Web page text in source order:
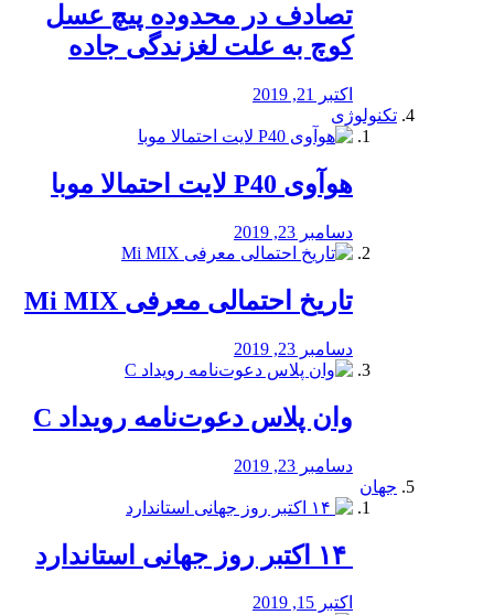
تصادف در محدوده پیچ عسل
کوچ به علت لغزندگی جاده
اکتبر 21, 2019
تکنولوژی
هوآوی P40 لایت احتمالا موبا
دسامبر 23, 2019
تاریخ احتمالی معرفی Mi MIX
دسامبر 23, 2019
وان پلاس دعوت‌نامه رویداد C
دسامبر 23, 2019
جهان
اکتبر 15, 2019